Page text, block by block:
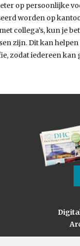
op persoonlijke
worden op
collega’s, kun je
zijn. Dit kan
zodat iedereen